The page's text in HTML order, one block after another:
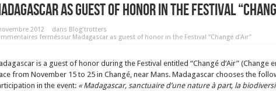
as guest of honor in the Festival
2012 dans Blog'trotters
ferméssur Madagascar as guest of honor in the Festival “Changé d’Air”
is a guest of honor during the Festival entitled “Changé d’Air” (Change
from November 15 to 25 in Changé, near Mans. Madagascar chooses the
in the event: « Madagascar, sanctuaire d’une nature à part, la